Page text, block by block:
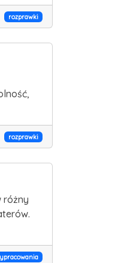
rozprawki
rozprawki
różny